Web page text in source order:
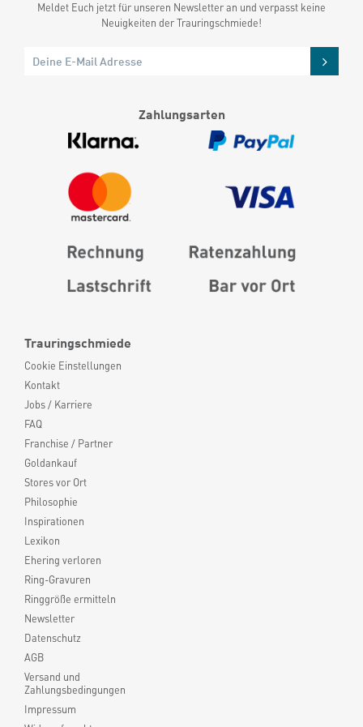
Trauringschmiede
Cookie Einstellungen
Kontakt
Jobs / Karriere
FAQ
Franchise / Partner
Goldankauf
Stores vor Ort
Philosophie
Inspirationen
Lexikon
Ehering verloren
Ring-Gravuren
Ringgröße ermitteln
Newsletter
Datenschutz
AGB
Versand und
Zahlungsbedingungen
Impressum
Meldet Euch jetzt für unseren Newsletter an und verpasst keine
Neuigkeiten der Trauringschmiede!
Zahlungsarten